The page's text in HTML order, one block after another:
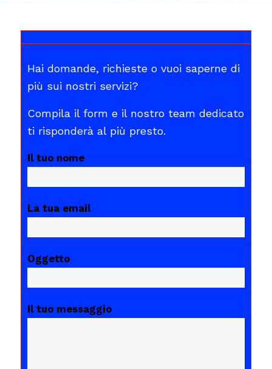
Hai domande, richieste o vuoi saperne di
più sui nostri servizi?
Compila il form e il nostro team dedicato
ti risponderà al più presto.
Il tuo nome
La tua email
Oggetto
Il tuo messaggio